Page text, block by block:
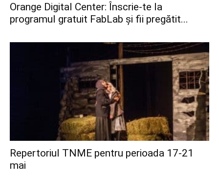
Orange Digital Center: Înscrie-te la
programul gratuit FabLab și fii pregătit...
Repertoriul TNME pentru perioada 17-21
mai